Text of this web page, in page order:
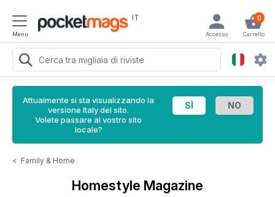
Menu
IT 0
Carrello
Accesso
Attualmente si sta visualizzando la
versione Italy del sito.
Volete passare al vostro sito
locale?
< Family & Home
Homestyle Magazine